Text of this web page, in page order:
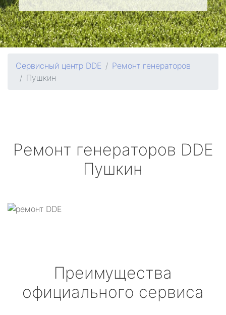
Сервисный центр DDE
Ремонт генераторов
Пушкин
Ремонт генераторов DDE
Пушкин
Преимущества
официального сервиса